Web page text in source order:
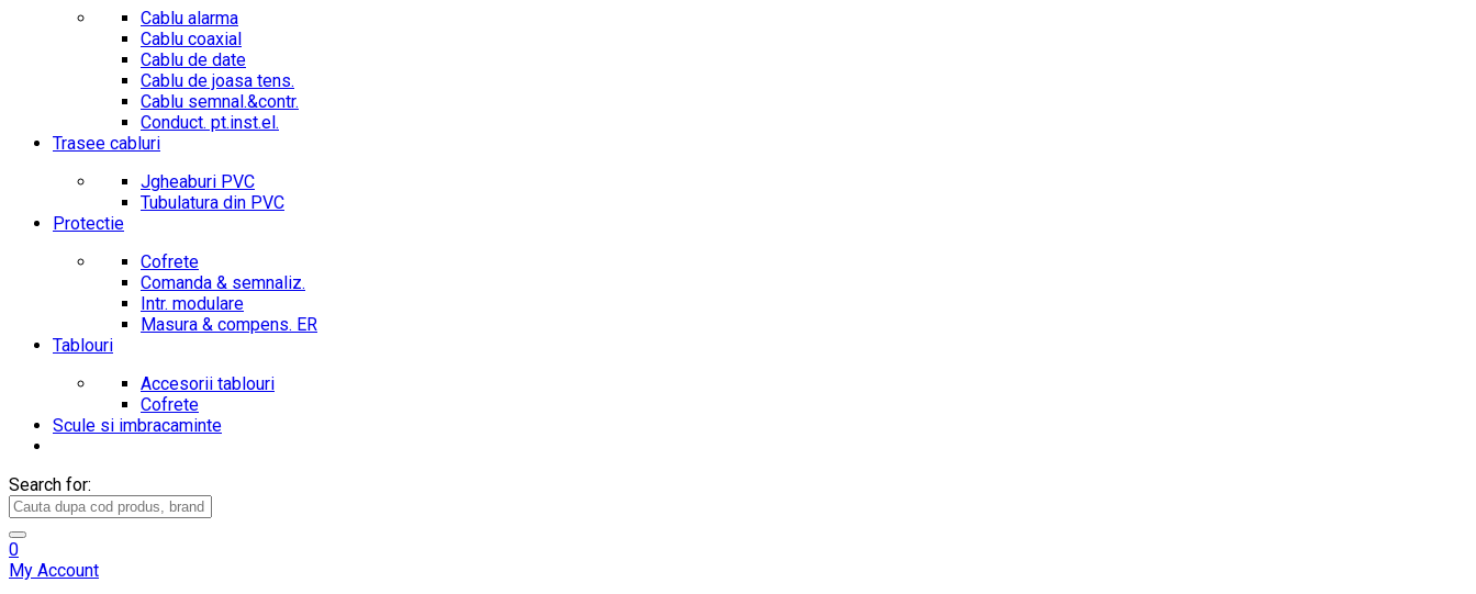
Cablu alarma
Cablu coaxial
Cablu de date
Cablu de joasa tens.
Cablu semnal.&contr.
Conduct. pt.inst.el.
Trasee cabluri
Jgheaburi PVC
Tubulatura din PVC
Protectie
Cofrete
Comanda & semnaliz.
Intr. modulare
Masura & compens. ER
Tablouri
Accesorii tablouri
Cofrete
Scule si imbracaminte
Search for:
0
My Account